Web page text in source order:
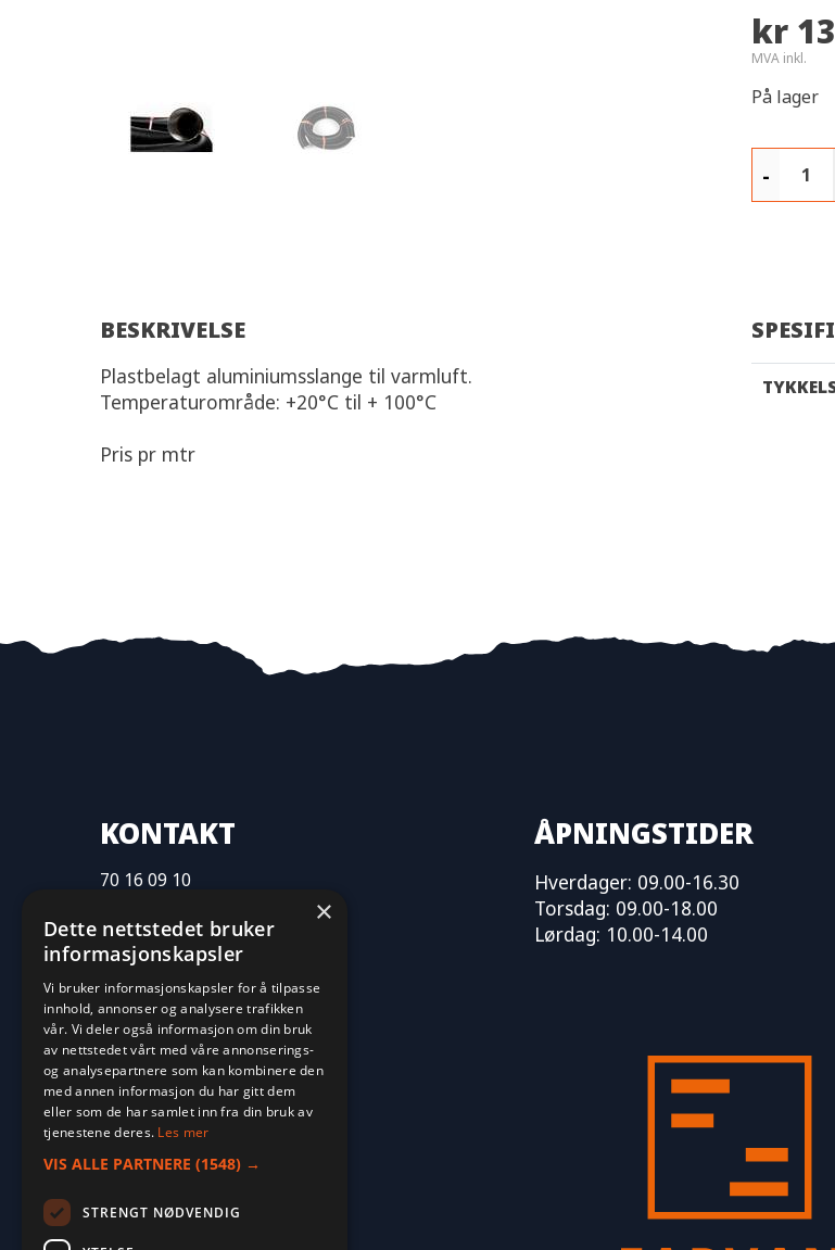
kr
MVA inkl.
På lager
-
BESKRIVELSE
Plastbelagt aluminiumsslange til varmluft.
Temperaturområde: +20°C til + 100°C
Pris pr mtr
KONTAKT
70 16 09 10
fritid@farvan.no
ÅPNINGSTIDER
Hverdager: 09.00-16.30
Torsdag: 09.00-18.00
Lørdag: 10.00-14.00
×
Dette nettstedet bruker
informasjonskapsler
Vi bruker informasjonskapsler for å tilpasse
innhold, annonser og analysere trafikken
vår. Vi deler også informasjon om din bruk
av nettstedet vårt med våre annonserings-
og analysepartnere som kan kombinere den
med annen informasjon du har gitt dem
eller som de har samlet inn fra din bruk av
tjenestene deres. Les mer
VIS ALLE PARTNERE (1548) →
STRENGT NØDVENDIG